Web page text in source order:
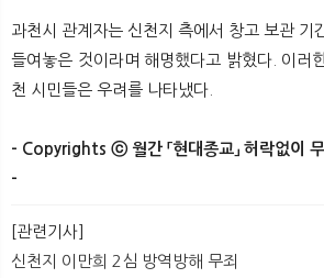
과천시 관계자는 신천지 측에서 창고 보관 기
들여놓은 것이라며 해명했다고 밝혔다. 이러
천 시민들은 우려를 나타냈다.​
- Copyrights ⓒ 월간 「현대종교」 허락없이
-​​
[관련기사]
신천지 이만희 2심 방역방해 무죄